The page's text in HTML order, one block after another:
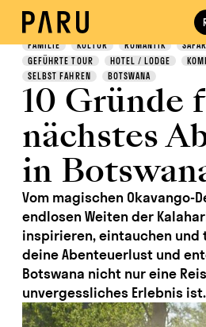
Entdecken
FAMILIE KULTUR ROMANTIK
GEFÜHRTE TOUR
HOTEL / LODGE
SELBST FAHREN
BOTSWANA
10 Gründe
nächstes
in
Vom magischen Okavango-
endlosen Weiten der
inspirieren, eintauchen und
deine Abenteuerlust und
Botswana nicht nur eine
unvergessliches Erlebnis ist.